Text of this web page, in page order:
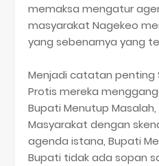
memaksa mengatur
masyarakat Nagekeo
yang sebenarnya yang
Menjadi catatan penting
Protis mereka
Bupati Menutup
Masyarakat dengan
agenda istana, Bupati
Bupati tidak ada sopan